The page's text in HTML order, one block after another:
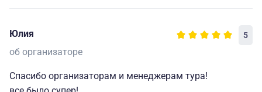
Юлия 5
об организаторе
Спасибо организаторам и менеджерам тура!